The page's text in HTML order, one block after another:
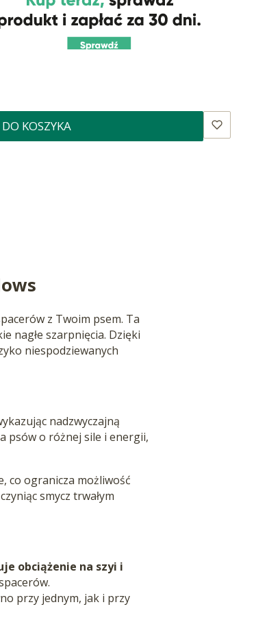
KOSZYKA
z Twoim psem. Ta
nagłe szarpnięcia. Dzięki
niespodziewanych
nadzwyczajną
psów o różnej sile i energii,
co ogranicza możliwość
smycz trwałym
obciążenie na szyi i
przy jednym, jak i przy